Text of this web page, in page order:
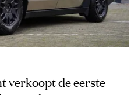
verkoopt de eerste